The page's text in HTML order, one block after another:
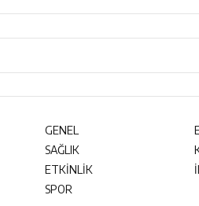
GENEL
SAĞLIK
ETKİNLİK
SPOR